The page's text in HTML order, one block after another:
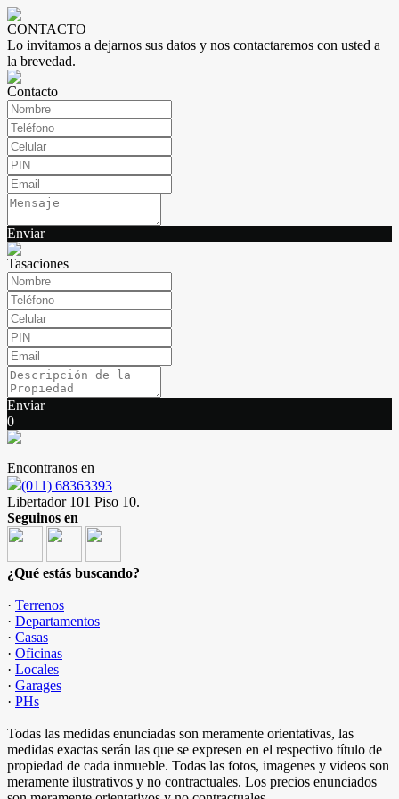
CONTACTO
Lo invitamos a dejarnos sus datos y nos contactaremos con usted a
la brevedad.
Contacto
Enviar
Tasaciones
Enviar
0
Encontranos en
(011) 68363393
Libertador 101 Piso 10.
Seguinos en
¿Qué estás buscando?
· Terrenos
· Departamentos
· Casas
· Oficinas
· Locales
· Garages
· PHs
Todas las medidas enunciadas son meramente orientativas, las
medidas exactas serán las que se expresen en el respectivo título de
propiedad de cada inmueble. Todas las fotos, imagenes y videos son
meramente ilustrativos y no contractuales. Los precios enunciados